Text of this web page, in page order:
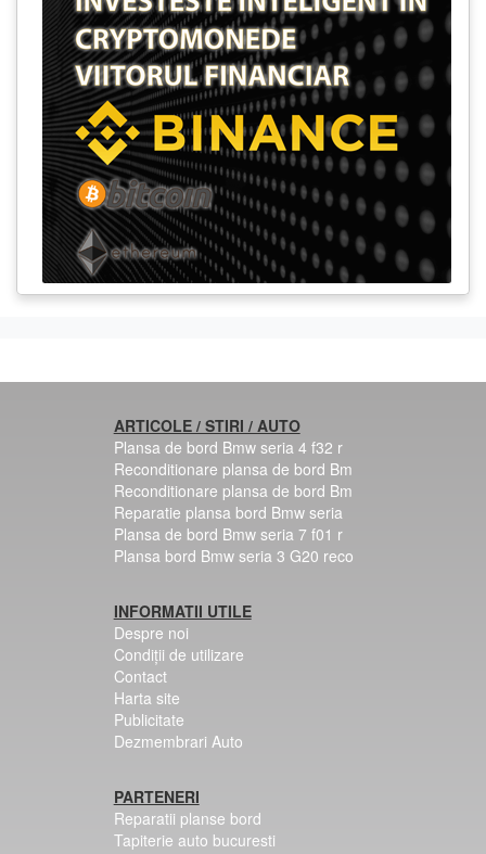
ARTICOLE / STIRI / AUTO
Plansa de bord Bmw seria 4 f32 r
Reconditionare plansa de bord Bm
Reconditionare plansa de bord Bm
Reparatie plansa bord Bmw seria
Plansa de bord Bmw seria 7 f01 r
Plansa bord Bmw seria 3 G20 reco
INFORMATII UTILE
Despre noi
Condiții de utilizare
Contact
Harta site
Publicitate
Dezmembrari Auto
PARTENERI
Reparatii planse bord
Tapiterie auto bucuresti